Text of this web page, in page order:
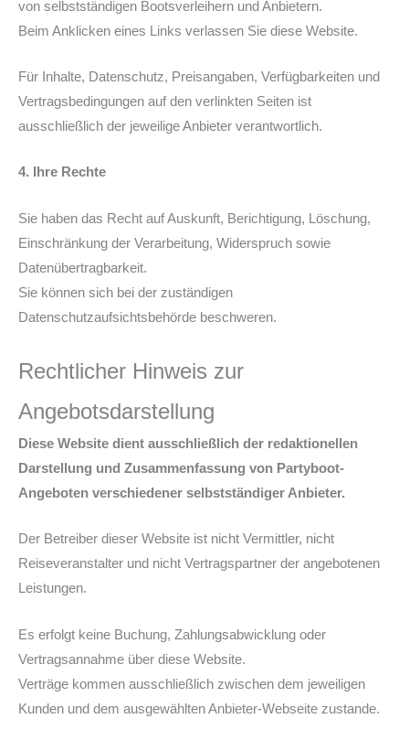
von selbstständigen Bootsverleihern und Anbietern.
Beim Anklicken eines Links verlassen Sie diese Website.
Für Inhalte, Datenschutz, Preisangaben, Verfügbarkeiten und
Vertragsbedingungen auf den verlinkten Seiten ist
ausschließlich der jeweilige Anbieter verantwortlich.
4. Ihre Rechte
Sie haben das Recht auf Auskunft, Berichtigung, Löschung,
Einschränkung der Verarbeitung, Widerspruch sowie
Datenübertragbarkeit.
Sie können sich bei der zuständigen
Datenschutzaufsichtsbehörde beschweren.
Rechtlicher Hinweis zur
Angebotsdarstellung
Diese Website dient ausschließlich der redaktionellen
Darstellung und Zusammenfassung von Partyboot-
Angeboten verschiedener selbstständiger Anbieter.
Der Betreiber dieser Website ist nicht Vermittler, nicht
Reiseveranstalter und nicht Vertragspartner der angebotenen
Leistungen.
Es erfolgt keine Buchung, Zahlungsabwicklung oder
Vertragsannahme über diese Website.
Verträge kommen ausschließlich zwischen dem jeweiligen
Kunden und dem ausgewählten Anbieter-Webseite zustande.